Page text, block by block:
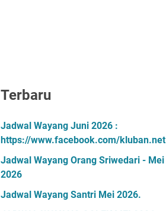
Terbaru
Jadwal Wayang Juni 2026 :
https://www.facebook.com/kluban.net
Jadwal Wayang Orang Sriwedari - Mei
2026
Jadwal Wayang Santri Mei 2026.